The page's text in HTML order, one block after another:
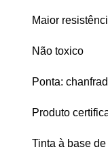
Maior
Não toxico
Ponta:
Produto
Tinta à base de